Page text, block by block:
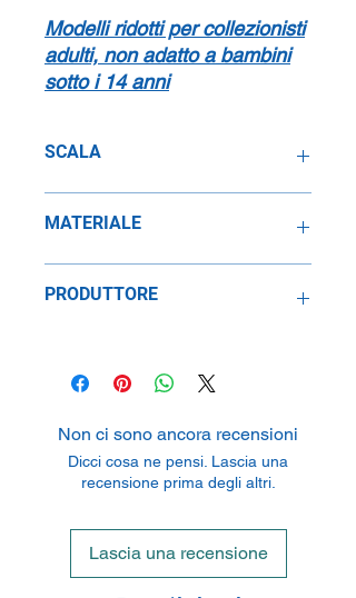
Modelli ridotti per collezionisti
adulti, non adatto a bambini
sotto i 14 anni
SCALA
MATERIALE
PRODUTTORE
Germany
Non ci sono ancora recensioni
Dicci cosa ne pensi. Lascia una
recensione prima degli altri.
Lascia una recensione